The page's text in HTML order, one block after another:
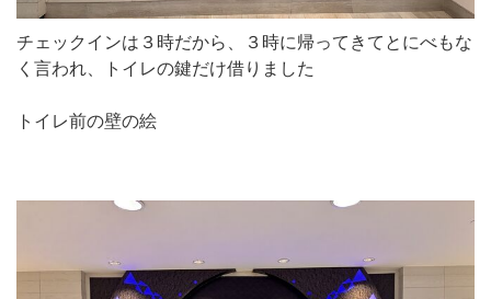
チェックインは３時だから、３時に帰ってきてとにべもな
く言われ、トイレの鍵だけ借りました
トイレ前の壁の絵